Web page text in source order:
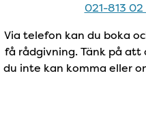
021-813
Via telefon kan du boka
få rådgivning. Tänk på att
du inte kan komma eller